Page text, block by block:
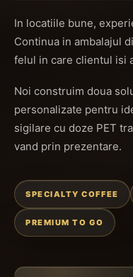
In locatiile bune,
Continua in ambalajul
felul in care clientul isi
Noi construim doua
personalizate pentru
sigilare cu doze PET
vand prin prezentare.
SPECIALTY COFFEE
PREMIUM TO GO